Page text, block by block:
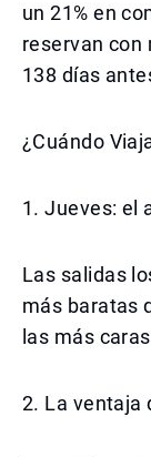
un 21% en
reservan con
138 días
¿Cuándo
1. Jueves: el
Las salidas
más baratas
las más
2. La ventaja